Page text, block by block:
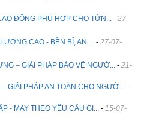
ĐỘNG PHÙ HỢP CHO TỪN... - 27-
CAO - BỀN BỈ, AN ... - 27-07-
– GIẢI PHÁP BẢO VỆ NGƯỜ... - 21-
GIẢI PHÁP AN TOÀN CHO NGƯỜ... -
- MAY THEO YÊU CẦU GI... - 15-07-